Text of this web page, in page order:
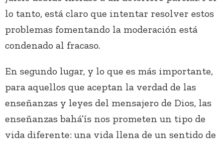
lo tanto, está claro que intentar resolver estos
problemas fomentando la moderación está
condenado al fracaso.
En segundo lugar, y lo que es más importante,
para aquellos que aceptan la verdad de las
enseñanzas y leyes del mensajero de Dios, las
enseñanzas bahá’ís nos prometen un tipo de
vida diferente: una vida llena de un sentido de